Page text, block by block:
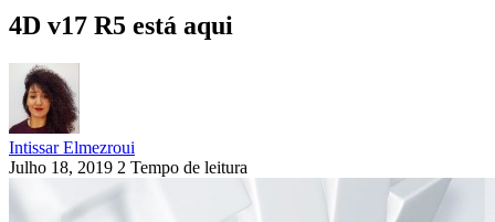
4D v17 R5 está aqui
Intissar Elmezroui
Julho 18, 2019 2 Tempo de leitura